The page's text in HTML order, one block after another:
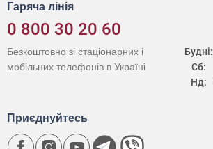
Гаряча лінія
0 800 30 20 60
Будні:
Сб:
Нд:
Безкоштовно зі стаціонарних і
мобільних телефонів в Україні
Приєднуйтесь